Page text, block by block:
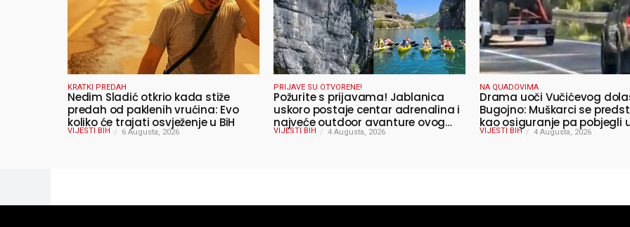
KRATKI PREDAH
Nedim Sladić otkrio kada stiže
predah od paklenih vrućina: Evo
koliko će trajati osvježenje u BiH
VIJESTI BIH 6 Augusta, 2026
PRIJAVE SU OTVORENE!
Požurite s prijavama! Jablanica
uskoro postaje centar adrenalina i
najveće outdoor avanture ovog
ljeta
VIJESTI BIH 4 Augusta, 2026
NA QUADOVIMA
Drama uoči Vučićevog
Bugojno: Muškarci se
kao osiguranje pa pobjegli
VIJESTI BIH 4 Augusta, 2026